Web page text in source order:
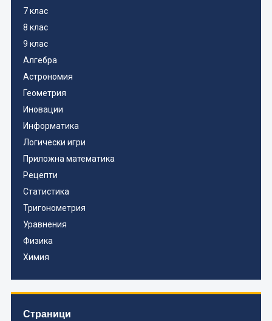
7 клас
8 клас
9 клас
Алгебра
Астрономия
Геометрия
Иновации
Информатика
Логически игри
Приложна математика
Рецепти
Статистика
Тригонометрия
Уравнения
Физика
Химия
Страници